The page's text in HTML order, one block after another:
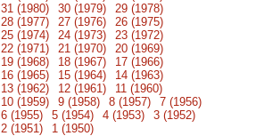
31 (1980)
30 (1979)
29 (1978)
28 (1977)
27 (1976)
26 (1975)
25 (1974)
24 (1973)
23 (1972)
22 (1971)
21 (1970)
20 (1969)
19 (1968)
18 (1967)
17 (1966)
16 (1965)
15 (1964)
14 (1963)
13 (1962)
12 (1961)
11 (1960)
10 (1959)
9 (1958) 8 (1957)
7 (1956)
6 (1955)
5 (1954) 4 (1953)
3 (1952)
2 (1951)
1 (1950)